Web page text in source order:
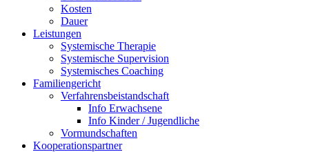
Kosten
Dauer
Leistungen
Systemische Therapie
Systemische Supervision
Systemisches Coaching
Familiengericht
Verfahrensbeistandschaft
Info Erwachsene
Info Kinder / Jugendliche
Vormundschaften
Kooperationspartner